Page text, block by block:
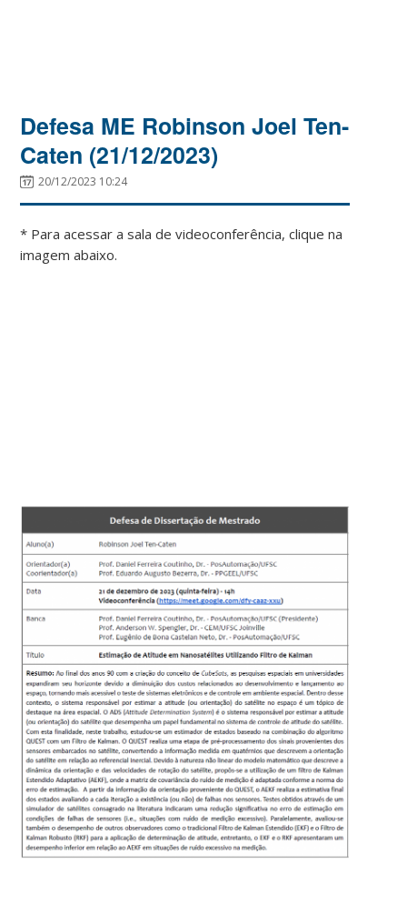
Defesa ME Robinson Joel Ten-
Caten (21/12/2023)
20/12/2023 10:24
* Para acessar a sala de videoconferência, clique na
imagem abaixo.